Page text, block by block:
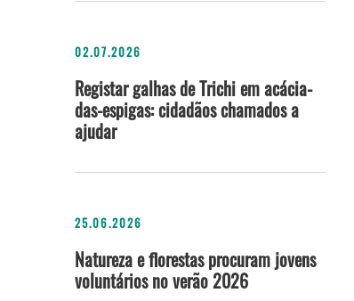
02.07.2026
Registar galhas de Trichi em acácia-
das-espigas: cidadãos chamados a
ajudar
25.06.2026
Natureza e florestas procuram jovens
voluntários no verão 2026